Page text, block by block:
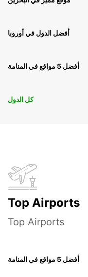
أفضل الدول في أوروبا
أفضل 5 مواقع في المنامة
كل الدول
Top Airports
Top Airports
أفضل 5 مواقع في المنامة